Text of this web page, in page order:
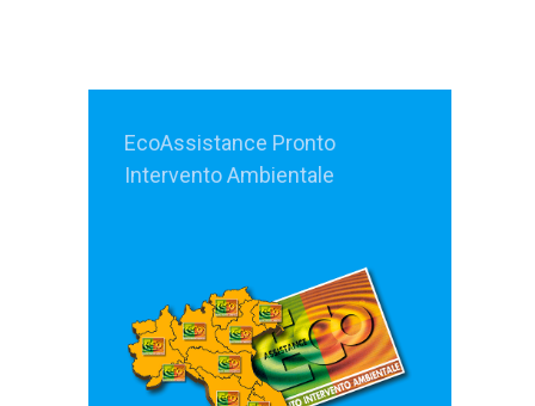
EcoAssistance Pronto
Intervento Ambientale